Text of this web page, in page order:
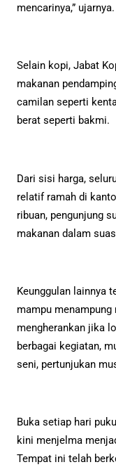
mencarinya,” ujarnya.
Selain kopi, Jabat
makanan
camilan seperti
berat seperti bakmi.
Dari sisi harga,
relatif ramah di
ribuan, pengunjung
makanan dalam
Keunggulan lainnya
mampu
mengherankan jika
berbagai kegiatan,
seni, pertunjukan
Buka setiap hari
kini menjelma
Tempat ini telah